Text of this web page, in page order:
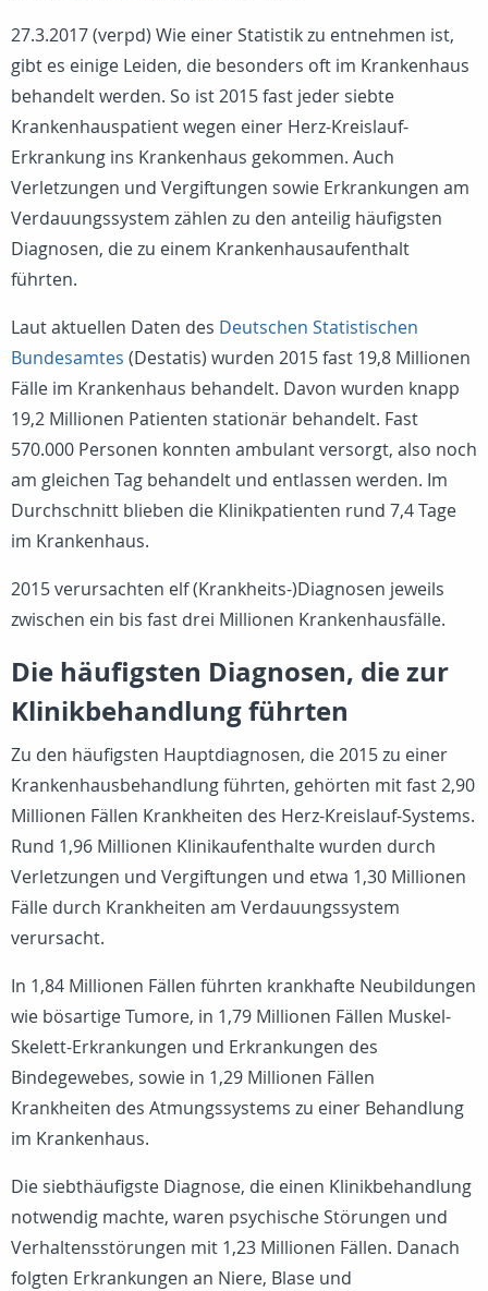
27.3.2017 (verpd) Wie einer Statistik zu entnehmen ist,
gibt es einige Leiden, die besonders oft im Krankenhaus
behandelt werden. So ist 2015 fast jeder siebte
Krankenhauspatient wegen einer Herz-Kreislauf-
Erkrankung ins Krankenhaus gekommen. Auch
Verletzungen und Vergiftungen sowie Erkrankungen am
Verdauungssystem zählen zu den anteilig häufigsten
Diagnosen, die zu einem Krankenhausaufenthalt
führten.
Laut aktuellen Daten des Deutschen Statistischen
Bundesamtes (Destatis) wurden 2015 fast 19,8 Millionen
Fälle im Krankenhaus behandelt. Davon wurden knapp
19,2 Millionen Patienten stationär behandelt. Fast
570.000 Personen konnten ambulant versorgt, also noch
am gleichen Tag behandelt und entlassen werden. Im
Durchschnitt blieben die Klinikpatienten rund 7,4 Tage
im Krankenhaus.
2015 verursachten elf (Krankheits-)Diagnosen jeweils
zwischen ein bis fast drei Millionen Krankenhausfälle.
Die häufigsten Diagnosen, die zur
Klinikbehandlung führten
Zu den häufigsten Hauptdiagnosen, die 2015 zu einer
Krankenhausbehandlung führten, gehörten mit fast 2,90
Millionen Fällen Krankheiten des Herz-Kreislauf-Systems.
Rund 1,96 Millionen Klinikaufenthalte wurden durch
Verletzungen und Vergiftungen und etwa 1,30 Millionen
Fälle durch Krankheiten am Verdauungssystem
verursacht.
In 1,84 Millionen Fällen führten krankhafte Neubildungen
wie bösartige Tumore, in 1,79 Millionen Fällen Muskel-
Skelett-Erkrankungen und Erkrankungen des
Bindegewebes, sowie in 1,29 Millionen Fällen
Krankheiten des Atmungssystems zu einer Behandlung
im Krankenhaus.
Die siebthäufigste Diagnose, die einen Klinikbehandlung
notwendig machte, waren psychische Störungen und
Verhaltensstörungen mit 1,23 Millionen Fällen. Danach
folgten Erkrankungen an Niere, Blase und